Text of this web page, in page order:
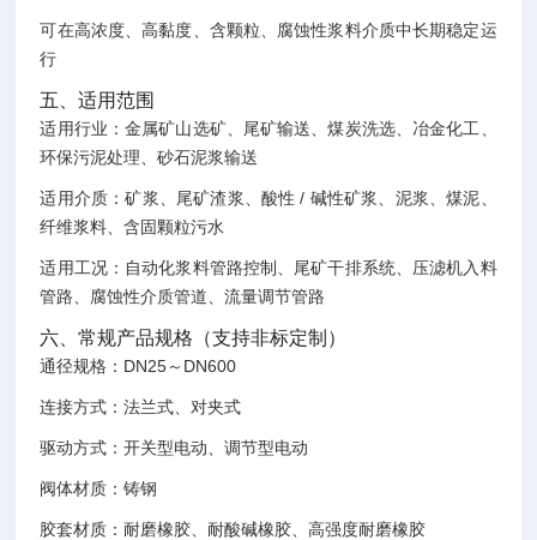
可在高浓度、高黏度、含颗粒、腐蚀性浆料介质中长期稳定运
行
五、适用范围
适用行业：金属矿山选矿、尾矿输送、煤炭洗选、冶金化工、
环保污泥处理、砂石泥浆输送
适用介质：矿浆、尾矿渣浆、酸性 / 碱性矿浆、泥浆、煤泥、
纤维浆料、含固颗粒污水
适用工况：自动化浆料管路控制、尾矿干排系统、压滤机入料
管路、腐蚀性介质管道、流量调节管路
六、常规产品规格（支持非标定制）
通径规格：DN25～DN600
连接方式：法兰式、对夹式
驱动方式：开关型电动、调节型电动
阀体材质：铸钢
胶套材质：耐磨橡胶、耐酸碱橡胶、高强度耐磨橡胶